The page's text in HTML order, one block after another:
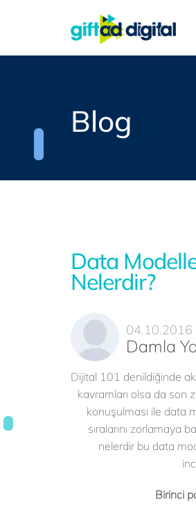
Blog
Data
Nelerdir?
04.10.2016
Damla
Dijital 101 denildiğinde
kavramları olsa da son
konuşulması ile data
sıralarını zorlamaya
nelerdir bu data
Birinci